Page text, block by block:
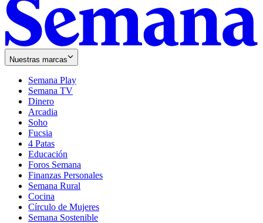
Nuestras marcas
Semana Play
Semana TV
Dinero
Arcadia
Soho
in
new
window
Fucsia
in
new
window
4 Patas
Educación
Foros Semana
Finanzas Personales
Semana Rural
Cocina
Círculo de Mujeres
Semana Sostenible